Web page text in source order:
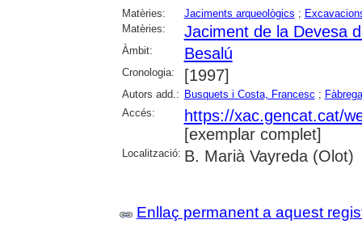
Matèries: Jaciments arqueològics ;
Matèries:
Jaciment de la Devesa
Àmbit: Besalú
Cronologia: [1997]
Autors add.: Busquets i Costa, Francesc ;
Accés:
https://xac.gencat.cat/
[exemplar complet]
Localització: B. Marià Vayreda (Olot)
Enllaç permanent a aquest